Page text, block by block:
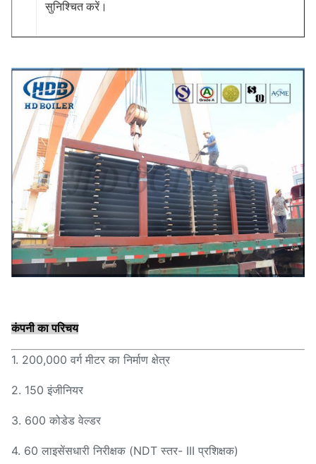
सुनिश्चित करें।
कंपनी का परिचय
1. 200,000 वर्ग मीटर का निर्माण क्षेत्र
2. 150 इंजीनियर
3. 600 कोडेड वेल्डर
4. 60 लाइसेंसधारी निरीक्षक (NDT स्तर- III प्रशिक्षक)